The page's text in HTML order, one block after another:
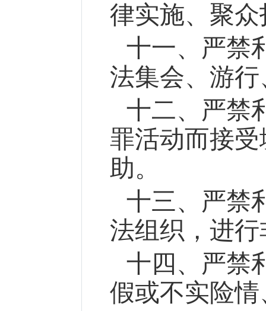
律实施、聚
十一、严禁
法集会、游
十二、严禁
罪活动而接
助。
十三、严禁
法组织，进
十四、严禁
假或不实险